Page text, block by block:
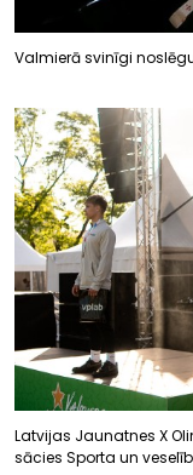
Valmierā svinīgi
Latvijas Jaunatnes X
sācies Sporta un